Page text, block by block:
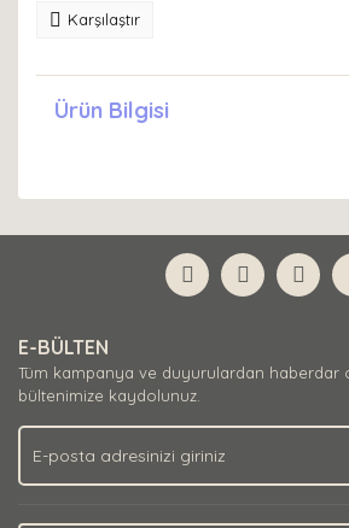
Karşılaştır
Ürün Bilgisi
E-BÜLTEN
Tüm kampanya ve duyurulardan haberdar
bültenimize kaydolunuz.